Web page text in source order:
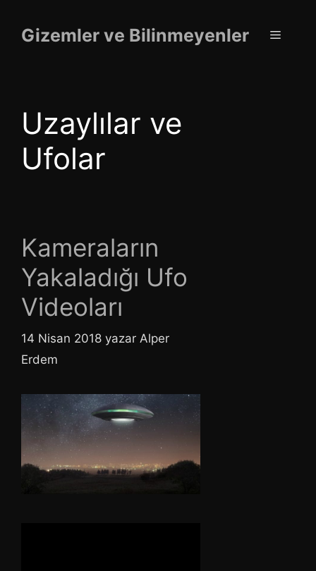
Gizemler ve Bilinmeyenler Menü
Uzaylılar ve
Ufolar
Kameraların
Yakaladığı Ufo
Videoları
14 Nisan 2018 yazar Alper
Erdem